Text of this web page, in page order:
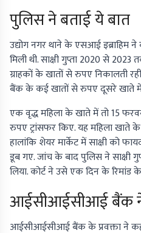
पुलिस ने बताई ये बात
उद्योग नगर थाने के एसआई इब्राहिम ने
मिली थी. साक्षी गुप्ता 2020 से
ग्राहकों के खातों से रुपए निकालती
बैंक के कई खातों से रुपए दूसरे खाते में
एक वृद्ध महिला के खाते में तो 15
रुपए ट्रांसफर किए. यह महिला खाते के
हालांकि शेयर मार्केट में साक्षी को
डूब गए. जांच के बाद पुलिस ने साक्षी
लिया. कोर्ट ने उसे एक दिन के रिमांड
आईसीआईसीआई बैंक ने
आईसीआईसीआई बैंक के प्रवक्ता ने